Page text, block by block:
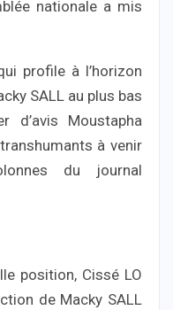
nationale a mis
profile à l’horizon
SALL au plus bas
d’avis Moustapha
à venir
du journal
position, Cissé LO
de Macky SALL